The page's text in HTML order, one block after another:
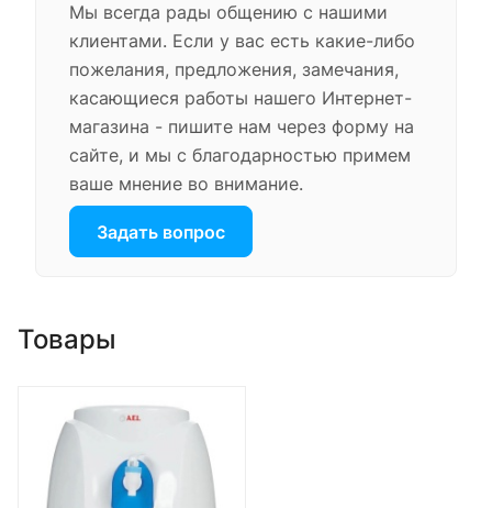
Мы всегда рады общению с нашими
клиентами. Если у вас есть какие-либо
пожелания, предложения, замечания,
касающиеся работы нашего Интернет-
магазина - пишите нам через форму на
сайте, и мы с благодарностью примем
ваше мнение во внимание.
Задать вопрос
Товары